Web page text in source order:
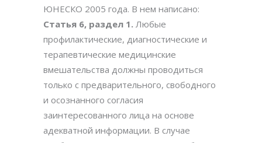
ЮНЕСКО 2005 года. В нем написано:
Статья 6, раздел 1. Любые
профилактические, диагностические и
терапевтические медицинские
вмешательства должны проводиться
только с предварительного, свободного
и осознанного согласия
заинтересованного лица на основе
адекватной информации. В случае